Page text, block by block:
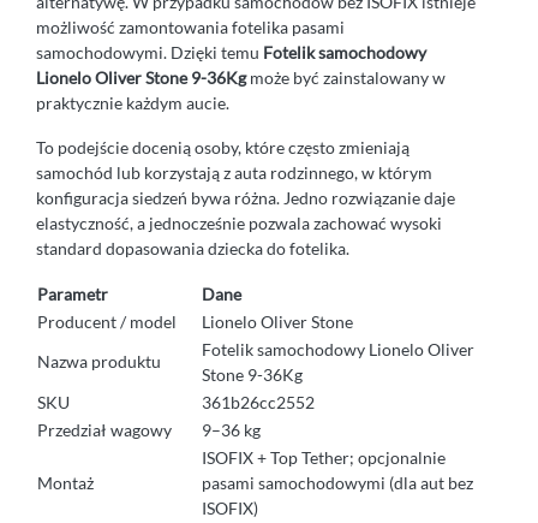
możliwość zamontowania fotelika pasami
samochodowymi. Dzięki temu Fotelik samochodowy
Lionelo Oliver Stone 9-36Kgmoże być zainstalowany w
praktycznie każdym aucie.
To podejście docenią osoby, które często zmieniają
samochód lub korzystają z auta rodzinnego, w którym
konfiguracja siedzeń bywa różna. Jedno rozwiązanie daje
elastyczność, a jednocześnie pozwala zachować wysoki
standard dopasowania dziecka do fotelika.
Parametr
Dane
Producent / model
Lionelo Oliver Stone
Nazwa produktu
Fotelik samochodowy Lionelo Oliver
Stone 9-36Kg
SKU
361b26cc2552
Przedział wagowy
9–36 kg
Montaż
ISOFIX + Top Tether; opcjonalnie
pasami samochodowymi (dla aut bez
ISOFIX)